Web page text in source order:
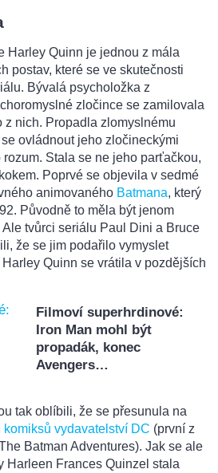
Harley Quinn je jednou z mála
postav, které se ve skutečnosti
Bývalá psycholožka z
zločince se zamilovala
nich. Propadla zlomyslnému
ovládnout jeho zločineckými
Stala se ne jeho parťačkou,
Poprvé se objevila v sedmé
animovaného Batmana, který
Původně to měla být jenom
tvůrci seriálu Paul Dini a Bruce
že se jim podařilo vymyslet
Quinn se vrátila v pozdějších
Filmoví superhrdinové:
Iron Man mohl být
propadák, konec
Avengers…
tak oblíbili, že se přesunula na
komiksů vydavatelství DC (první z
Batman Adventures). Jak se ale
Harleen Frances Quinzel stala